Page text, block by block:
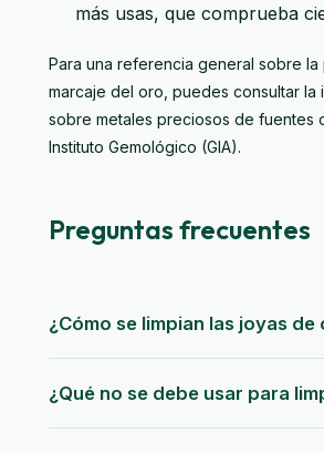
más usas, que comprueba
Para una referencia general sobre la
marcaje del oro, puedes consultar la
sobre metales preciosos de fuentes
Instituto Gemológico (GIA).
Preguntas frecuentes
¿Cómo se limpian las joyas de
¿Qué no se debe usar para